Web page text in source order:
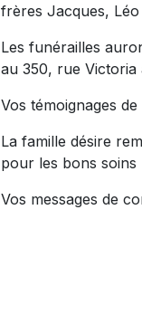
frères Jacques,
Les funérailles
au 350, rue Victoria
Vos témoignages
La famille désire
pour les bons soins
Vos messages de